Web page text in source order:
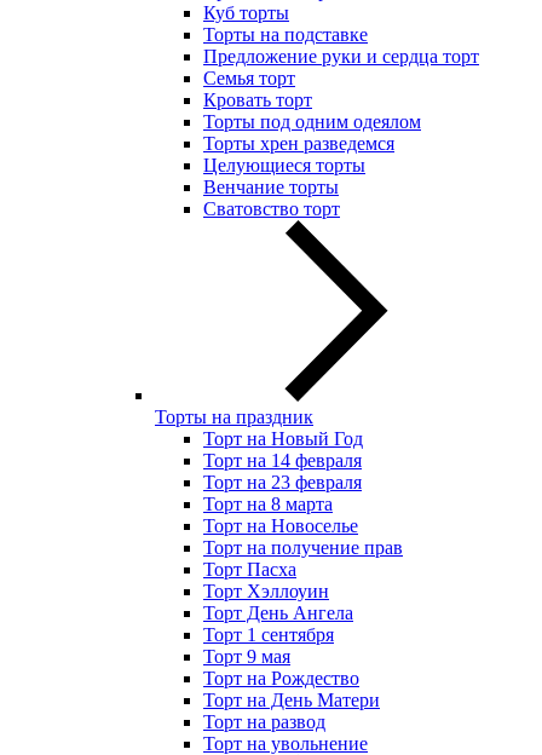
Куб торты
Торты на подставке
Предложение руки и сердца торт
Семья торт
Кровать торт
Торты под одним одеялом
Торты хрен разведемся
Целующиеся торты
Венчание торты
Сватовство торт
Торты на праздник
Торт на Новый Год
Торт на 14 февраля
Торт на 23 февраля
Торт на 8 марта
Торт на Новоселье
Торт на получение прав
Торт Пасха
Торт Хэллоуин
Торт День Ангела
Торт 1 сентября
Торт 9 мая
Торт на Рождество
Торт на День Матери
Торт на развод
Торт на увольнение